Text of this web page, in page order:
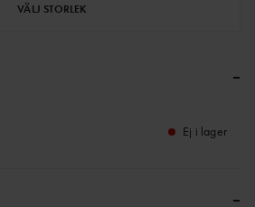
VÄLJ STORLEK
–
Ej i lager
–